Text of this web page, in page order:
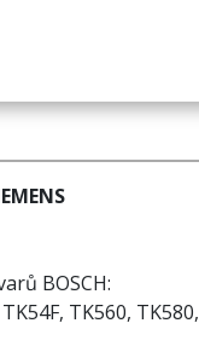
BOSCH:
TK560,